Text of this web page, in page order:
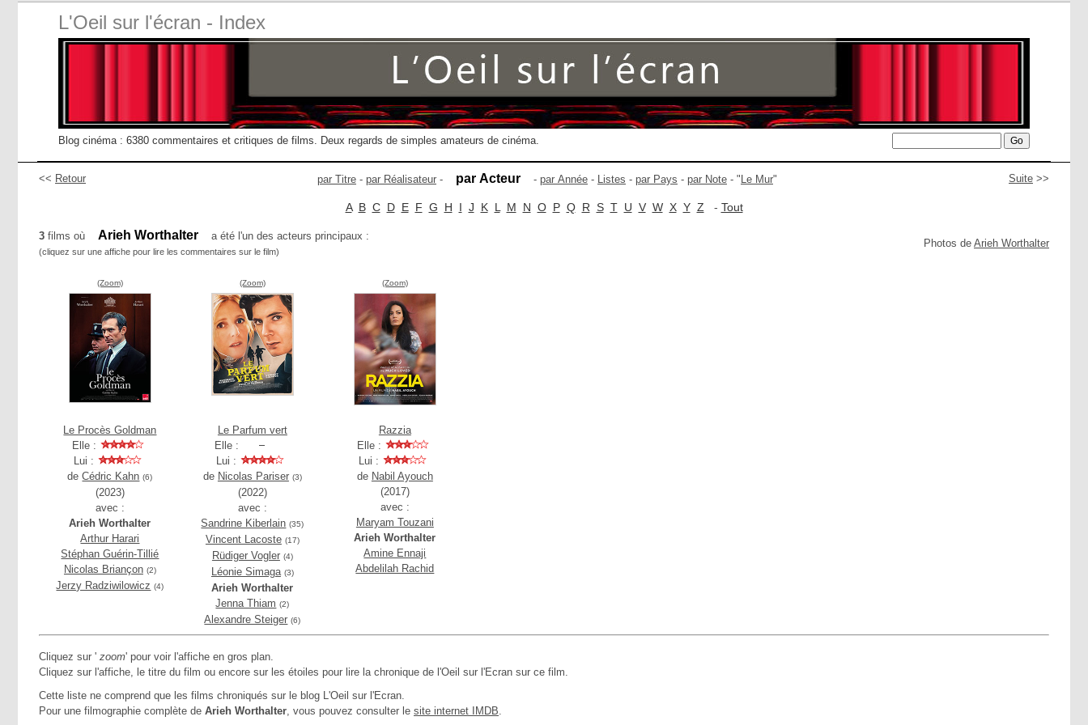
L'Oeil sur l'écran - Index
Blog cinéma : 6380 commentaires et critiques de films. Deux regards de simples amateurs de cinéma.
<< Retour Suite >>
par Titre - par Réalisateur - par Acteur - par Année - Listes - par Pays - par Note - " Le Mur"
A B C D E F G H I J K L M N O P Q R S T U V W X Y Z - Tout
Photos de Arieh Worthalter
3 films où Arieh Worthalter a été l'un des acteurs principaux :
(cliquez sur une affiche pour lire les commentaires sur le film)
(Zoom)
Le Procès Goldman
Elle :
Lui :
deCédric Kahn (6)
(2023)
avec :
Arieh Worthalter
Arthur Harari
Stéphan Guérin-Tillié
Nicolas Briançon (2)
Jerzy Radziwilowicz (4)
(Zoom)
Le Parfum vert
Elle :
Lui :
de Nicolas Pariser (3)
(2022)
avec :
Sandrine Kiberlain (35)
Vincent Lacoste (17)
Rüdiger Vogler (4)
Léonie Simaga (3)
Arieh Worthalter
Jenna Thiam (2)
Alexandre Steiger (6)
(Zoom)
Razzia
Elle :
Lui :
de Nabil Ayouch
(2017)
avec :
Maryam Touzani
Arieh Worthalter
Amine Ennaji
Abdelilah Rachid
Cliquez sur ' zoom' pour voir l'affiche en gros plan.
Cliquez sur l'affiche, le titre du film ou encore sur les étoiles pour lire la chronique de l'Oeil sur l'Ecran sur ce film.
Cette liste ne comprend que les films chroniqués sur le blog L'Oeil sur l'Ecran.
Pour une filmographie complète de Arieh Worthalter, vous pouvez consulter le site internet IMDB.